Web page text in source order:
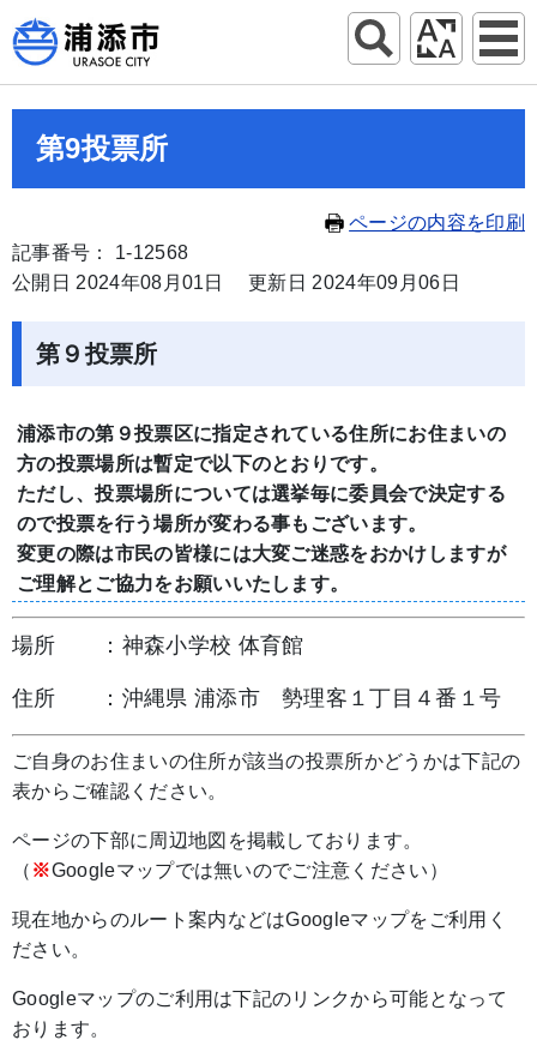
第9投票所
ページの内容を印刷
記事番号： 1-12568
公開日 2024年08月01日
更新日 2024年09月06日
第９投票所
浦添市の第９投票区に指定されている住所にお住まいの
方の投票場所は暫定で以下のとおりです。
ただし、投票場所については選挙毎に委員会で決定する
ので投票を行う場所が変わる事もございます。
変更の際は市民の皆様には大変ご迷惑をおかけしますが
ご理解とご協力をお願いいたします。
場所 ：神森小学校 体育館
住所 ：沖縄県 浦添市 勢理客１丁目４番１号
ご自身のお住まいの住所が該当の投票所かどうかは下記の
表からご確認ください。
ページの下部に周辺地図を掲載しております。
（ ※Googleマップでは無いのでご注意ください）
現在地からのルート案内などはGoogleマップをご利用く
ださい。
Googleマップのご利用は下記のリンクから可能となって
おります。